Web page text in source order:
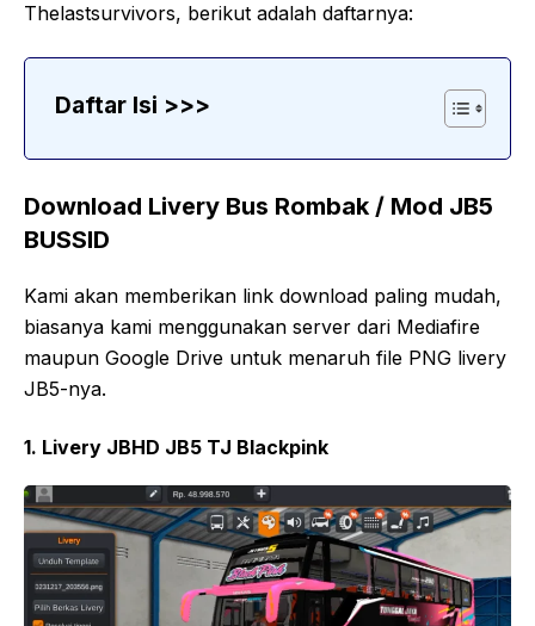
Thelastsurvivors, berikut adalah daftarnya:
Daftar Isi >>>
Download Livery Bus Rombak / Mod JB5
BUSSID
Kami akan memberikan link download paling mudah,
biasanya kami menggunakan server dari Mediafire
maupun Google Drive untuk menaruh file PNG livery
JB5-nya.
1. Livery JBHD JB5 TJ Blackpink